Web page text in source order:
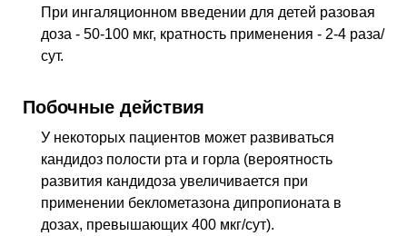
При ингаляционном введении для детей разовая
доза - 50-100 мкг, кратность применения - 2-4 раза/
сут.
Побочные действия
У некоторых пациентов может развиваться
кандидоз полости рта и горла (вероятность
развития кандидоза увеличивается при
применении беклометазона дипропионата в
дозах, превышающих 400 мкг/сут).